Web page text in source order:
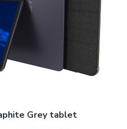
Grey tablet